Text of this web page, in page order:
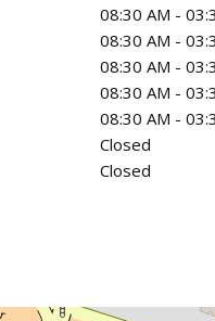
08:30 AM -
08:30 AM -
08:30 AM -
08:30 AM -
08:30 AM -
Closed
Closed